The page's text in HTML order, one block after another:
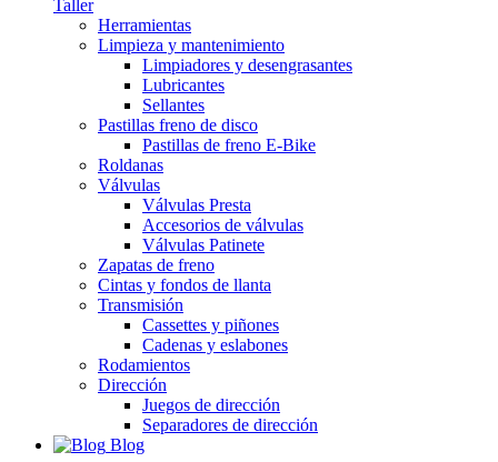
Taller
Herramientas
Limpieza y mantenimiento
Limpiadores y desengrasantes
Lubricantes
Sellantes
Pastillas freno de disco
Pastillas de freno E-Bike
Roldanas
Válvulas
Válvulas Presta
Accesorios de válvulas
Válvulas Patinete
Zapatas de freno
Cintas y fondos de llanta
Transmisión
Cassettes y piñones
Cadenas y eslabones
Rodamientos
Dirección
Juegos de dirección
Separadores de dirección
Blog